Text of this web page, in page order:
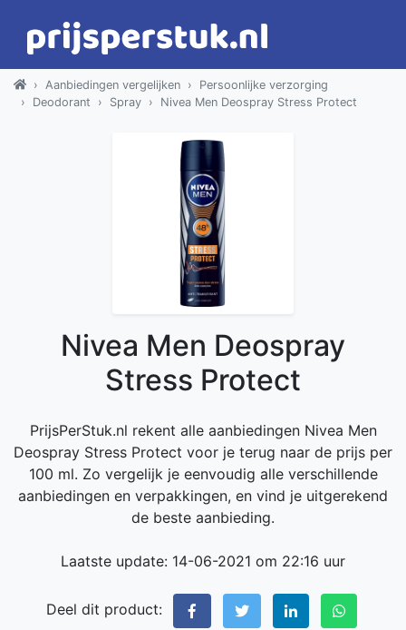
Aanbiedingen vergelijken
Persoonlijke verzorging
Deodorant
Spray Nivea Men Deospray Stress Protect
Nivea Men Deospray
Stress Protect
PrijsPerStuk.nl rekent alle aanbiedingen Nivea Men
Deospray Stress Protect voor je terug naar de prijs per
100 ml. Zo vergelijk je eenvoudig alle verschillende
aanbiedingen en verpakkingen, en vind je uitgerekend
de beste aanbieding.
Laatste update: 14-06-2021 om 22:16 uur
Deel dit product: